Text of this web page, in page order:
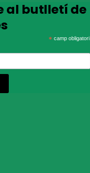
al butlletí de
* camp obligatori